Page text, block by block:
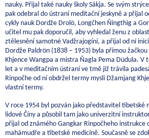
nauky. Přijal také nauky školy Sákja. Se svým
pak odebral do ústraní meditační jeskyně a přijal
cykly nauk Dordže Drolö, Longčhen Ňingthig a
učitel mu pak doporučil, aby vyhledal ženu z
ztělesnění samotné Vadžrajogíní, a přijal od ní
Dordže Paldrön (1838 – 1953) byla přímou
Khjence Wangpa a mistra Ňagla Pema Düdula. V
let a v meditačním ústraní ve tmě již trávila
Rinpočhe od ní obdržel termy mysli Džamjang
vlastní termy.
V roce 1954 byl pozván jako představitel tibetské
lidové Číny a působil tam jako univerzitní
přijal od známého Gangkar Rinpočheho instrukce
mahámudře a tibetské medicíně. Současně se